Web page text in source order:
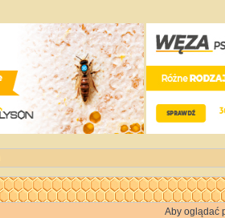
Aby oglądać